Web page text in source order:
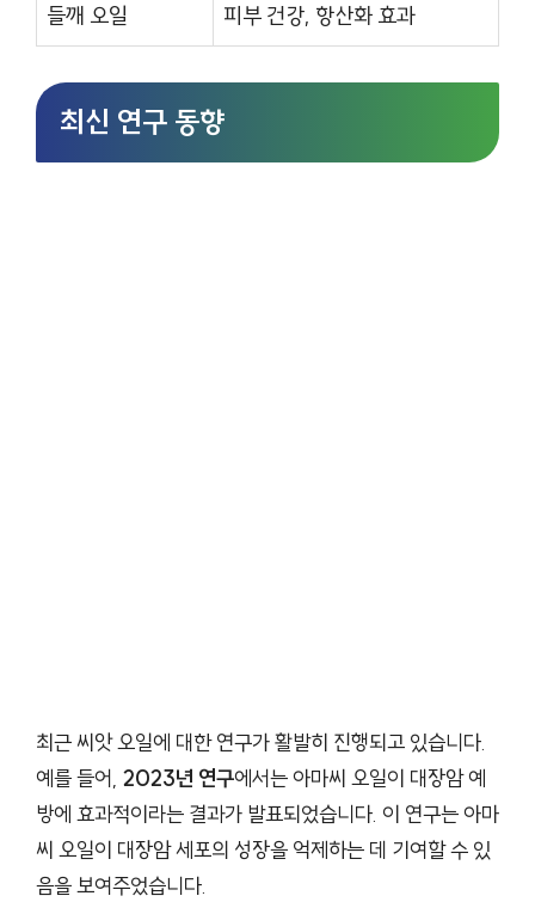
들깨 오일 피부 건강, 항산화 효과
최신 연구 동향
최근 씨앗 오일에 대한 연구가 활발히 진행되고 있습니다.
예를 들어, 2023년 연구에서는 아마씨 오일이 대장암 예
방에 효과적이라는 결과가 발표되었습니다. 이 연구는 아마
씨 오일이 대장암 세포의 성장을 억제하는 데 기여할 수 있
음을 보여주었습니다.